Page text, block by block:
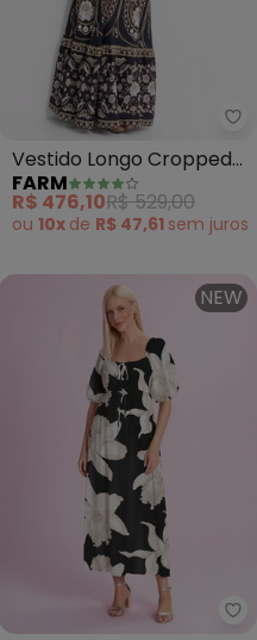
- Vestido Midi Viscose
Vestido Longo Cropped
Daniela (Preto)
FARM
R$ 476,10R$ 529,00
ou 10x de R$ 47,61 sem juros
- Vestido Midi Alça
NEW